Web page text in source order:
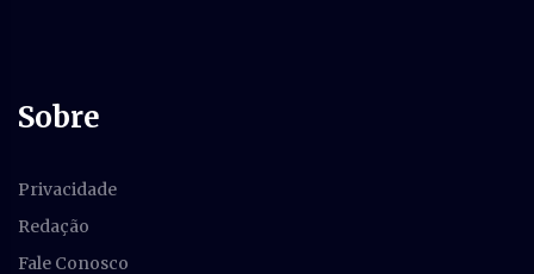
Sobre
Privacidade
Redação
Fale Conosco